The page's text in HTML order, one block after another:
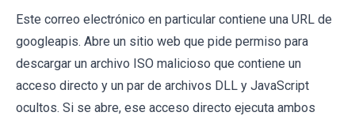
Este correo electrónico en particular contiene una URL de
googleapis. Abre un sitio web que pide permiso para
descargar un archivo ISO malicioso que contiene un
acceso directo y un par de archivos DLL y JavaScript
ocultos. Si se abre, ese acceso directo ejecuta ambos